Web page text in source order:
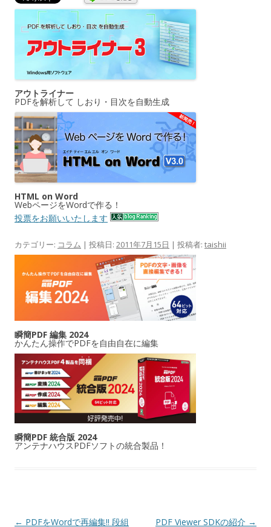
アウトライナー
PDFを解析して しおり・目次を自動生成
HTML on Word
WebページをWordで作る！
投票をお願いいたします
カテゴリー: コラム | 投稿日: 2011年7月15日 | 投稿者: taishii
瞬簡PDF 編集 2024
かんたん操作でPDFを自由自在に編集
瞬簡PDF 統合版 2024
アンテナハウスPDFソフトの統合製品！
投稿ナビゲーション
← PDFをWordで再編集!! 段組 PDF Viewer SDKの紹介 →